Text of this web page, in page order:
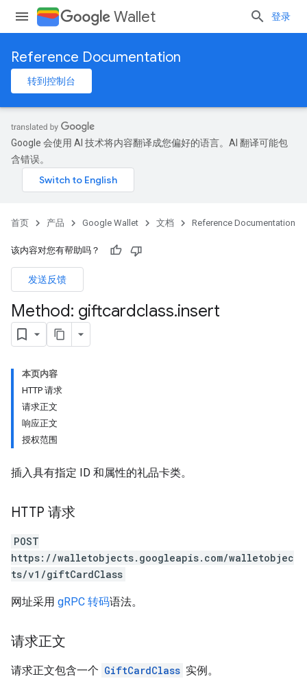
Wallet 登录
Reference Documentation
转到控制台
Google 会使用 AI 技术将内容翻译成您偏好的语言。AI 翻译可能包
含错误。
首页 产品 Google Wallet 文档 Reference Documentation
该内容对您有帮助吗？
发送反馈
Method: giftcardclass.insert
本页内容
HTTP 请求
请求正文
响应正文
授权范围
插入具有指定 ID 和属性的礼品卡类。
HTTP 请求
POST
https://walletobjects.googleapis.com/walletobjec
ts/v1/giftCardClass
网址采用 gRPC 转码语法。
请求正文
请求正文包含一个 GiftCardClass 实例。